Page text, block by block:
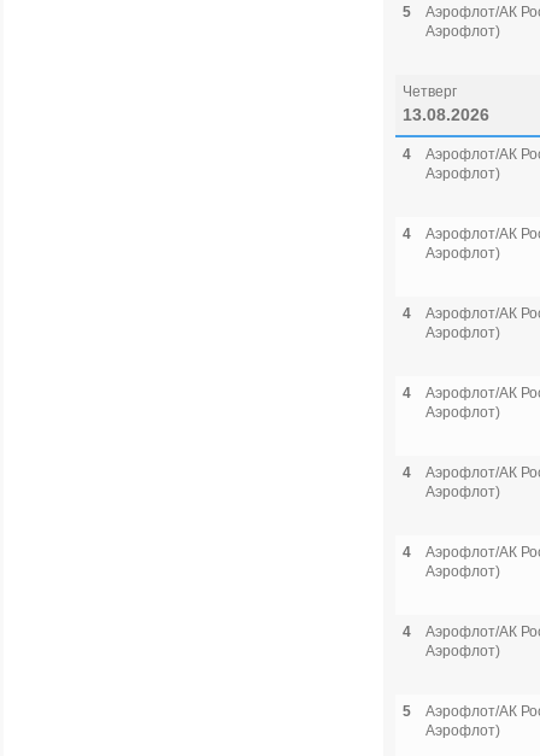
5
Аэрофлот/АК
Аэрофлот)
Четверг
13.08.2026
4
Аэрофлот/АК
Аэрофлот)
4
Аэрофлот/АК
Аэрофлот)
4
Аэрофлот/АК
Аэрофлот)
4
Аэрофлот/АК
Аэрофлот)
4
Аэрофлот/АК
Аэрофлот)
4
Аэрофлот/АК
Аэрофлот)
4
Аэрофлот/АК
Аэрофлот)
5
Аэрофлот/АК
Аэрофлот)